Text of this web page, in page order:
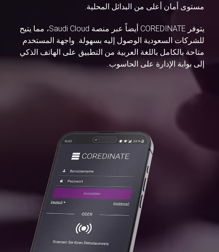
مستوى أمان أعلى من البدائل المحلية.
يتوفر COREDINATE أيضاً عبر منصة Saudi Cloud، مما يتيح
للشركات السعودية الوصول إليه بسهولة. واجهة المستخدم
متاحة بالكامل باللغة العربية من التطبيق على الهاتف الذكي
إلى بوابة الإدارة على الحاسوب.